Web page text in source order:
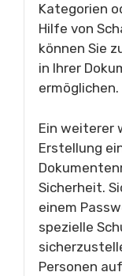
Kategorien
Hilfe von
können Sie
in Ihrer
ermöglichen.
Ein weiterer
Erstellung
Sicherheit.
einem
spezielle
Personen